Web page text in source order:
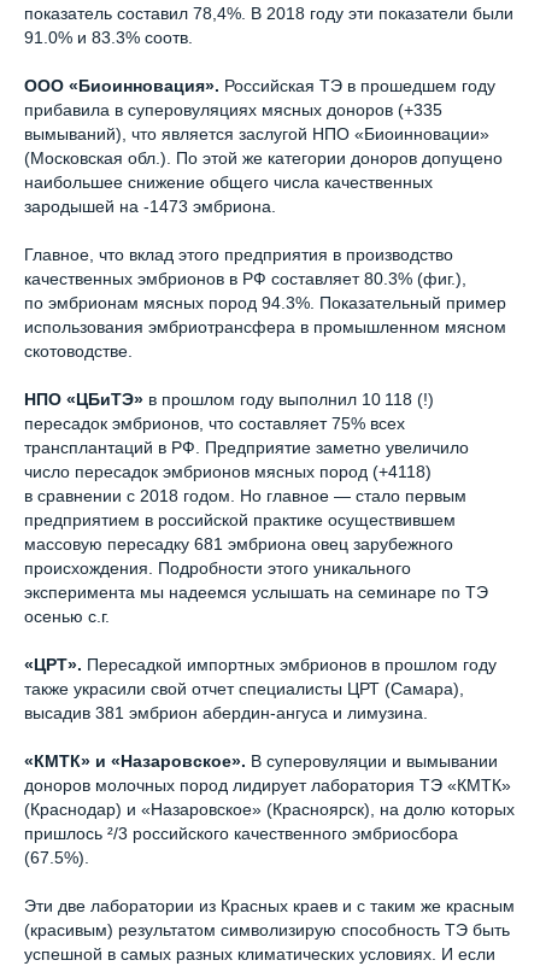
показатель составил 78,4%. В 2018 году эти показатели были
91.0% и 83.3% соотв.
ООО «Биоинновация». Российская ТЭ в прошедшем году
прибавила в суперовуляциях мясных доноров (+335
вымываний), что является заслугой НПО «Биоинновации»
(Московская обл.). По этой же категории доноров допущено
наибольшее снижение общего числа качественных
зародышей на -1473 эмбриона.
Главное, что вклад этого предприятия в производство
качественных эмбрионов в РФ составляет 80.3% (фиг.),
по эмбрионам мясных пород 94.3%. Показательный пример
использования эмбриотрансфера в промышленном мясном
скотоводстве.
НПО «ЦБиТЭ» в прошлом году выполнил 10 118 (!)
пересадок эмбрионов, что составляет 75% всех
трансплантаций в РФ. Предприятие заметно увеличило
число пересадок эмбрионов мясных пород (+4118)
в сравнении с 2018 годом. Но главное — стало первым
предприятием в российской практике осуществившем
массовую пересадку 681 эмбриона овец зарубежного
происхождения. Подробности этого уникального
эксперимента мы надеемся услышать на семинаре по ТЭ
осенью с.г.
«ЦРТ». Пересадкой импортных эмбрионов в прошлом году
также украсили свой отчет специалисты ЦРТ (Самара),
высадив 381 эмбрион абердин-ангуса и лимузина.
«КМТК» и «Назаровское». В суперовуляции и вымывании
доноров молочных пород лидирует лаборатория ТЭ «КМТК»
(Краснодар) и «Назаровское» (Красноярск), на долю которых
пришлось ²/3 российского качественного эмбриосбора
(67.5%).
Эти две лаборатории из Красных краев и с таким же красным
(красивым) результатом символизирую способность ТЭ быть
успешной в самых разных климатических условиях. И если